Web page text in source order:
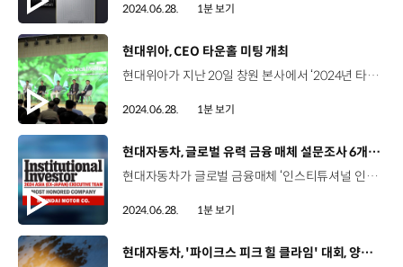
2024.06.28. 1분 보기
[동영상]
현대위아, CEO 타운홀 미팅 개최
현대위아가 지난 20일 창원 본사에서 ‘2024년 타운홀 미팅’ 행사를 개최했습니다. ‘함께 만드는 소통의 장’을 주제로 정재욱 사장을 비롯한 임직원 250여 명이 온·오프라인으로 참여해 중장기적 비전과 조직문화 개선 방향을 공유했습니다. 특히 'CEO 생각 공유' 코너를 마련해 정재욱 사장을 비롯한 경영진을 대상으로 모든 구성원이 자유롭게 질문을 던지고 답하는 시간도 가졌습니다. 현대위아는 이번 타운홀 미팅을 시작으로 다양한 조직 문화 활동을 마련해 임직원 소통의 장을 늘려갈 계획입니다.
2024.06.28. 1분 보기
[동영상]
현대자동차, 글로벌 유력 금융 매체 설문조사 6개 부문 1위 선정
현대자동차가 글로벌 금융매체 ‘인스티튜셔널 인베스터 리서치’가 실시한 '2024 아시아 이그제큐티브 팀 서베이'에서 6개 부문 1위를 차지했습니다. 전 세계 5천여 명이 넘는 기관 투자자들과 애널리스트들이 우수한 기업을 선정하는 설문조사에서 현대자동차는 Best IR, CEO, CFO, IR 프로그램, ESG, 이사회 등 6개 부문에서 높은 평가를 받아 1위에 올랐는데요, CEO 인베스터 데이, 중장기 주주환원 정책, 지속적인 경영진 커뮤니케이션 등을 꾸준하게 진행해온 시장 친화적인 IR 활동을 높게 평가받았습니다. 현대자동차는 앞으로도 주주가치 향상을 위해 소통하며 다양한 노력을 지속해나갈 계획입니다.
2024.06.28. 1분 보기
[동영상]
현대자동차, '파이크스 피크 힐 클라임' 대회, 양산형 전기차 최고 기록 달성